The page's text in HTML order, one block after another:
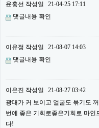
윤홍선 작성일
21-04-25 17:11
댓글내용 확인
이유정 작성일
21-08-07 14:03
댓글내용 확인
이은진 작성일
21-08-27 03:42
광대가 커 보이고 얼굴도 묶기도
번에 좋은 기회로좋은기회로 마인
다!